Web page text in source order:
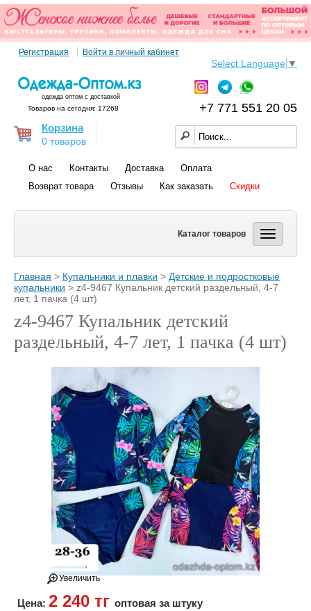
Регистрация Войти в личный кабинет
Select Language ▼
одежда оптом с доставкой
+7 771 551 20 05
Товаров на сегодня: 17268
Корзина
0 товаров
О нас Контакты Доставка
Оплата
Возврат товара
Отзывы Как заказать Скидки
Каталог товаров
Главная > Купальники и плавки > Детские и подростковые
купальники > z4-9467 Купальник детский раздельный, 4-7
лет, 1 пачка (4 шт)
z4-9467 Купальник детский
раздельный, 4-7 лет, 1 пачка (4 шт)
Увеличить
Цена: 2 240 тг оптовая за штуку